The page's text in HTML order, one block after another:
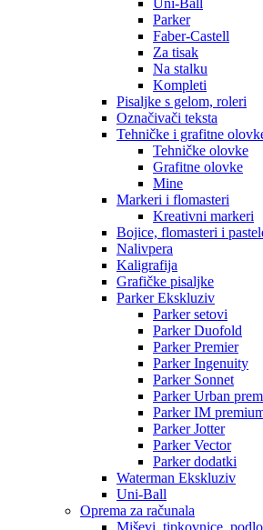
Uni-Ball
Parker
Faber-Castell
Za tisak
Na stalku
Kompleti
Pisaljke s gelom, roleri
Označivači teksta
Tehničke i grafitne
Tehničke olovke
Grafitne olovke
Mine
Markeri i flomasteri
Kreativni markeri
Bojice, flomasteri i
Nalivpera
Kaligrafija
Grafičke pisaljke
Parker Ekskluziv
Parker setovi
Parker Duofold
Parker Premier
Parker Ingenuity
Parker Sonnet
Parker Urban
Parker IM
Parker Jotter
Parker Vector
Parker dodatki
Waterman Ekskluziv
Uni-Ball
Oprema za računala
Miševi, tipkovnice,